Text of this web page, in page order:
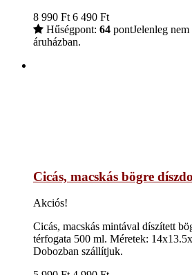
8 990 Ft 6 490 Ft
Hűségpont: 64 pontJelenleg
áruházban.
Cicás, macskás bögre
Akciós!
Cicás, macskás mintával díszített
térfogata 500 ml. Méretek:
Dobozban szállítjuk.